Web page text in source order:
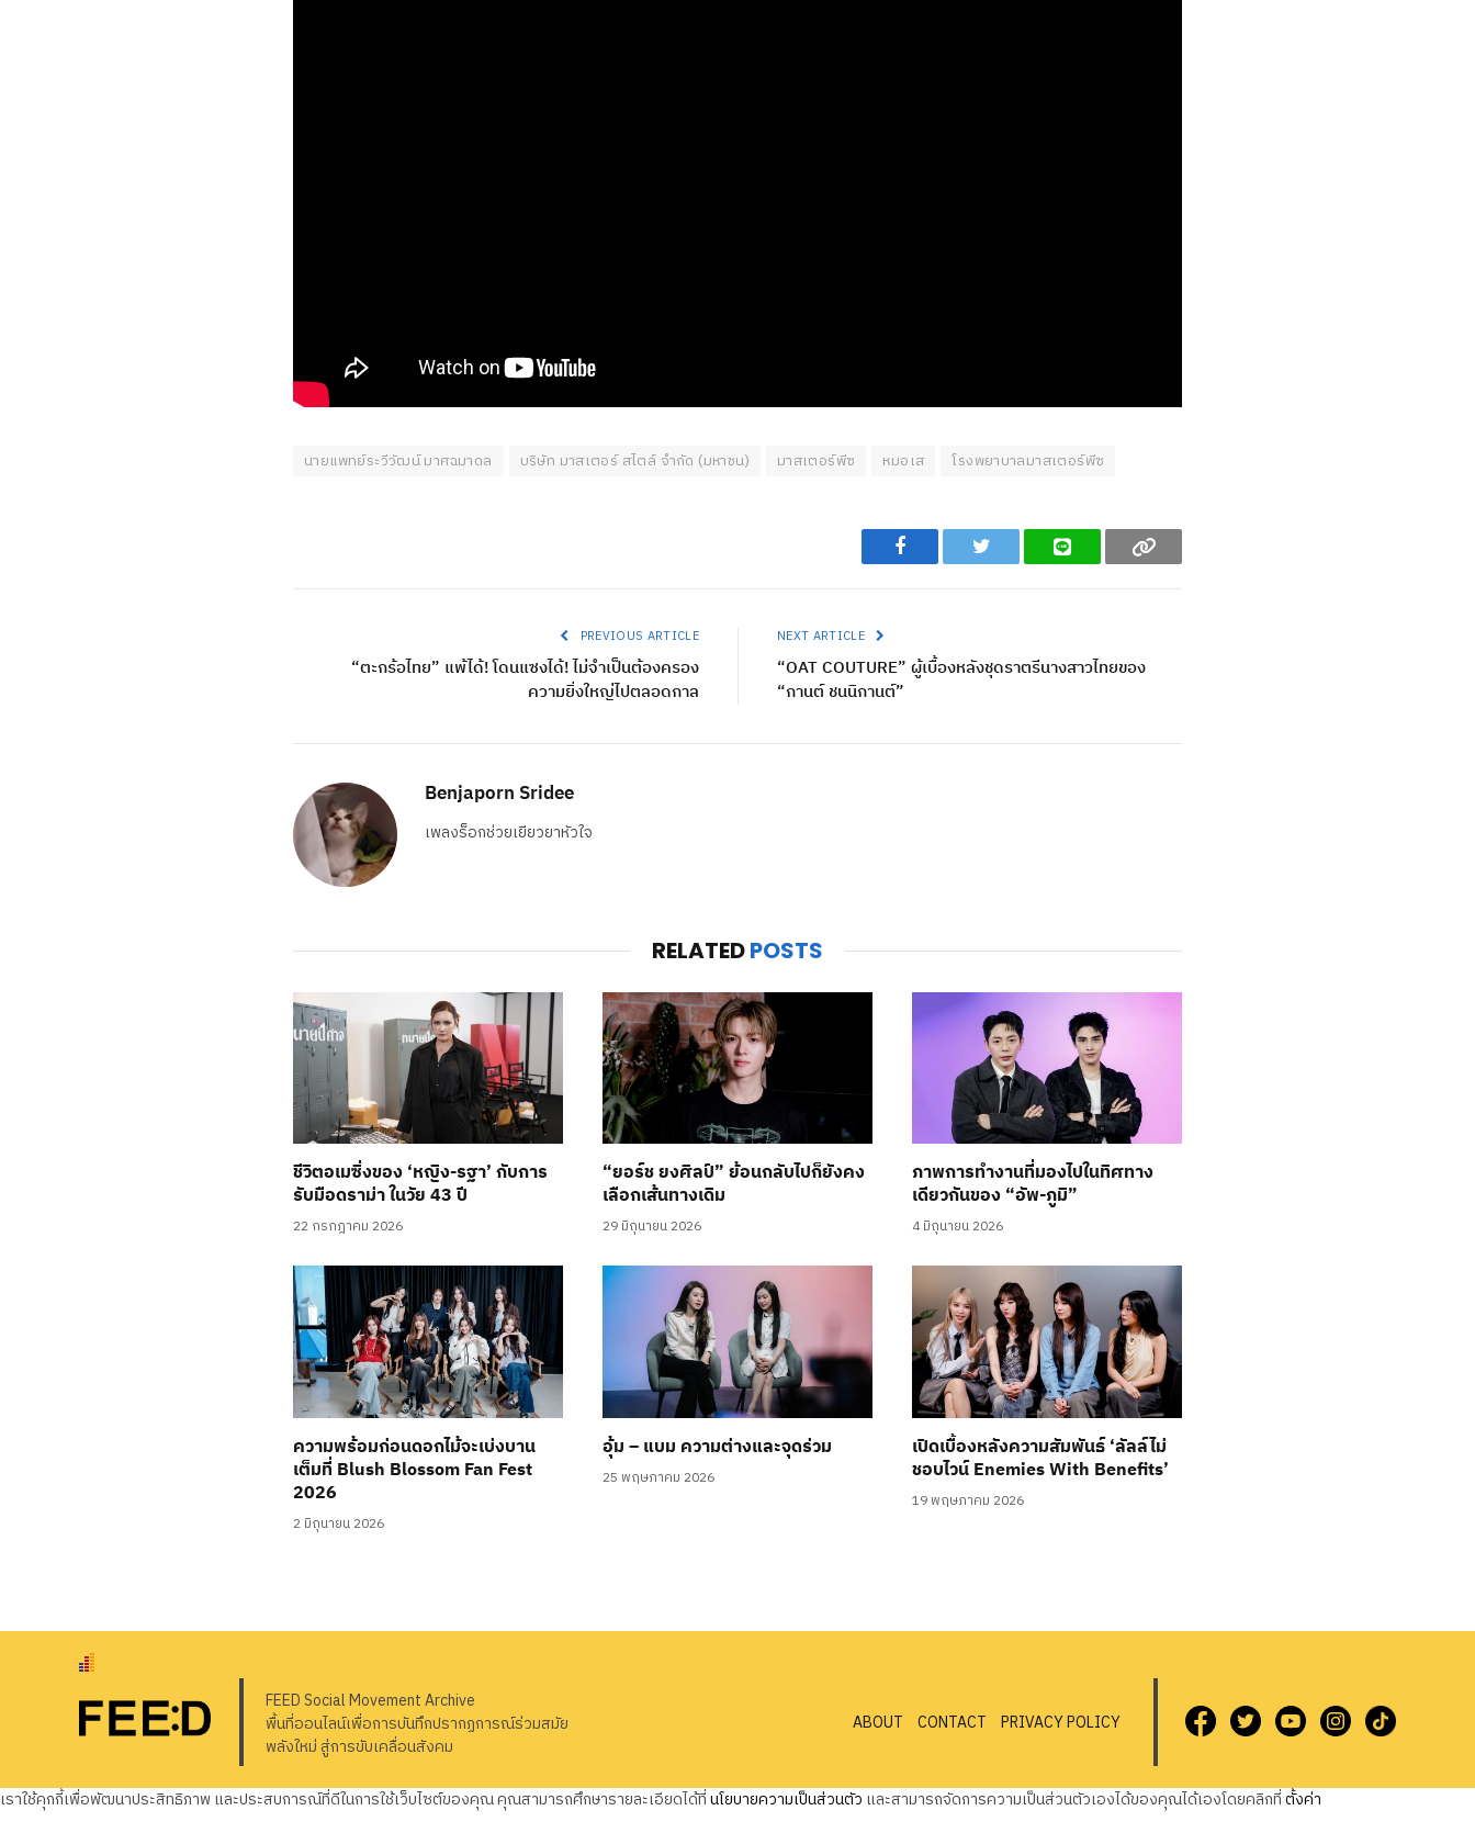
นายแพทย์ระวีวัฒน์ มาศฉมาดล บริษัท มาสเตอร์ สไตล์ จำกัด (มหาชน) มาสเตอร์พีซ หมอเส โรงพยาบาลมาสเตอร์พีซ
Facebook Twitter Line Copy
PREVIOUS ARTICLE
“ตะกร้อไทย” แพ้ได้! โดนแซงได้! ไม่จำเป็นต้องครอง
ความยิ่งใหญ่ไปตลอดกาล
NEXT ARTICLE
“OAT COUTURE” ผู้เบื้องหลังชุดราตรีนางสาวไทยของ
“กานต์ ชนนิกานต์”
Benjaporn Sridee
เพลงร็อกช่วยเยียวยาหัวใจ
RELATEDPOSTS
ชีวิตอเมซิ่งของ ‘หญิง-รฐา’ กับการ
รับมือดราม่า ในวัย 43 ปี
22 กรกฎาคม 2026
“ยอร์ช ยงศิลป์” ย้อนกลับไปก็ยังคง
เลือกเส้นทางเดิม
29 มิถุนายน 2026
ภาพการทำงานที่มองไปในทิศทาง
เดียวกันของ “อัพ-ภูมิ”
4 มิถุนายน 2026
ความพร้อมก่อนดอกไม้จะเบ่งบาน
เต็มที่ Blush Blossom Fan Fest
2026
2 มิถุนายน 2026
อุ้ม – แบม ความต่างและจุดร่วม
25 พฤษภาคม 2026
เปิดเบื้องหลังความสัมพันธ์ ‘ลัลล์ไม่
ชอบไวน์ Enemies With Benefits’
19 พฤษภาคม 2026
FEED Social Movement Archive
พื้นที่ออนไลน์เพื่อการบันทึกปรากฏการณ์ร่วมสมัย
พลังใหม่ สู่การขับเคลื่อนสังคม
ABOUT CONTACT PRIVACY POLICY
เราใช้คุกกี้เพื่อพัฒนาประสิทธิภาพ และประสบการณ์ที่ดีในการใช้เว็บไซต์ของคุณ คุณสามารถศึกษารายละเอียดได้ที่นโยบายความเป็นส่วนตัว และสามารถจัดการความเป็นส่วนตัวเองได้ของคุณได้เองโดยคลิกที่ตั้งค่า